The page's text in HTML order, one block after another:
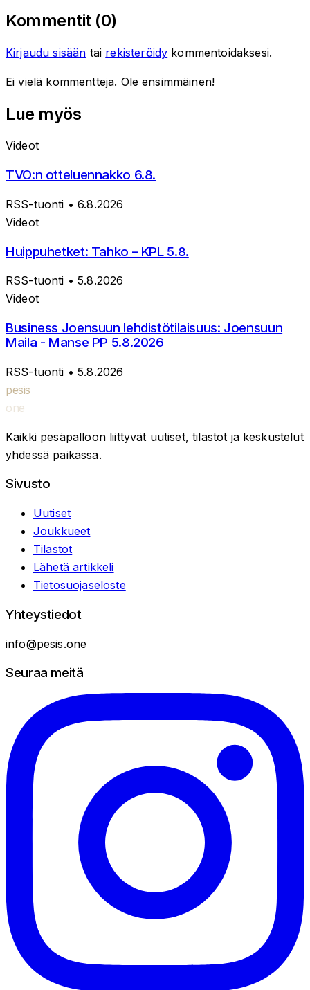
Kommentit (0)
Kirjaudu sisään tai rekisteröidy kommentoidaksesi.
Ei vielä kommentteja. Ole ensimmäinen!
Lue myös
Videot
TVO:n otteluennakko 6.8.
RSS-tuonti • 6.8.2026
Videot
Huippuhetket: Tahko – KPL 5.8.
RSS-tuonti • 5.8.2026
Videot
Business Joensuun lehdistötilaisuus: Joensuun
Maila - Manse PP 5.8.2026
RSS-tuonti • 5.8.2026
pesis
one
Kaikki pesäpalloon liittyvät uutiset, tilastot ja keskustelut
yhdessä paikassa.
Sivusto
Uutiset
Joukkueet
Tilastot
Lähetä artikkeli
Tietosuojaseloste
Yhteystiedot
info@pesis.one
Seuraa meitä